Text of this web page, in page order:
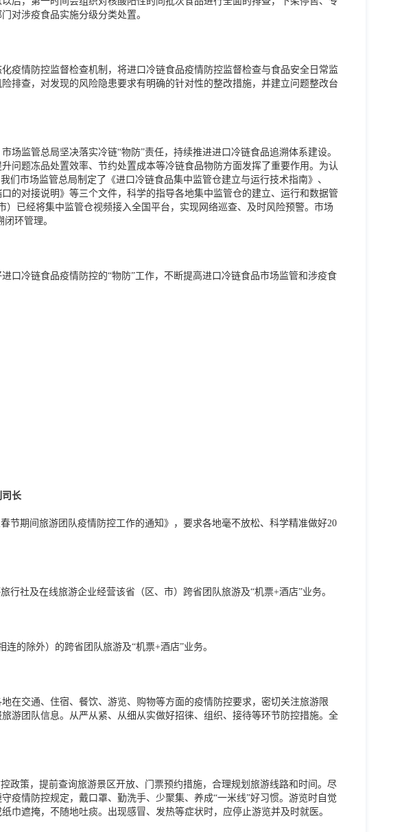
对涉疫食品实施分级分类处置。
疫情防控监督检查机制，将进口冷链食品疫情防控监督检查与食品安全日常监
排查，对发现的风险隐患要求有明确的针对性的整改措施，并建立问题整改台
监管总局坚决落实冷链“物防”责任，持续推进进口冷链食品追溯体系建设。
问题冻品处置效率、节约处置成本等冷链食品物防方面发挥了重要作用。为认
市场监管总局制定了《进口冷链食品集中监管仓建立与运行技术指南》、
的对接说明》等三个文件，科学的指导各地集中监管仓的建立、运行和数据管
已经将集中监管仓视频接入全国平台，实现网络巡查、及时风险预警。市场
环管理。
口冷链食品疫情防控的“物防”工作，不断提高进口冷链食品市场监管和涉疫食
司长
节期间旅游团队疫情防控工作的通知》，要求各地毫不放松、科学精准做好20
社及在线旅游企业经营该省（区、市）跨省团队旅游及“机票+酒店”业务。
的除外）的跨省团队旅游及“机票+酒店”业务。
在交通、住宿、餐饮、游览、购物等方面的疫情防控要求，密切关注旅游限
游团队信息。从严从紧、从细从实做好招徕、组织、接待等环节防控措施。全
政策，提前查询旅游景区开放、门票预约措施，合理规划旅游线路和时间。尽
疫情防控规定，戴口罩、勤洗手、少聚集、养成“一米线”好习惯。游览时自觉
遮掩，不随地吐痰。出现感冒、发热等症状时，应停止游览并及时就医。